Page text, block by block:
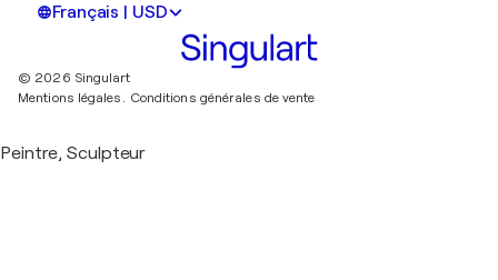
Français | USD
© 2026 Singulart
Mentions légales. Conditions générales de vente
Peintre, Sculpteur